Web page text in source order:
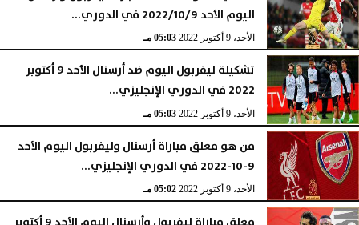
اليوم الأحد 2022/10/9 في الدوري...
الأحد، 9 أكتوبر 2022 05:03 مـ
تشكيلة ليفربول اليوم ضد أرسنال الأحد 9 أكتوبر
2022 في الدوري الإنجليزي...
الأحد، 9 أكتوبر 2022 05:03 مـ
من هو معلق مباراة أرسنال وليفربول اليوم الأحد
9-10-2022 في الدوري الإنجليزي...
الأحد، 9 أكتوبر 2022 05:02 مـ